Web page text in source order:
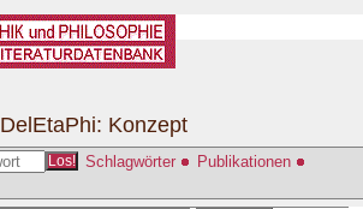
Los! Schlagwörter
Publikationen
DelEtaPhi: Konzept